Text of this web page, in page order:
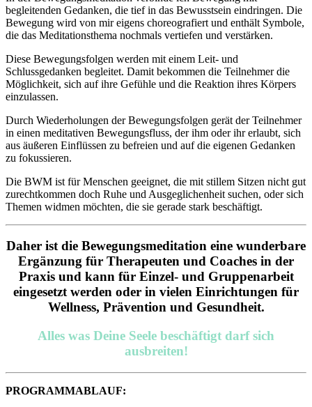
begleitenden Gedanken, die tief in das Bewusstsein eindringen. Die
Bewegung wird von mir eigens choreografiert und enthält Symbole,
die das Meditationsthema nochmals vertiefen und verstärken.
Diese Bewegungsfolgen werden mit einem Leit- und
Schlussgedanken begleitet. Damit bekommen die Teilnehmer die
Möglichkeit, sich auf ihre Gefühle und die Reaktion ihres Körpers
einzulassen.
Durch Wiederholungen der Bewegungsfolgen gerät der Teilnehmer
in einen meditativen Bewegungsfluss, der ihm oder ihr erlaubt, sich
aus äußeren Einflüssen zu befreien und auf die eigenen Gedanken
zu fokussieren.
Die BWM ist für Menschen geeignet, die mit stillem Sitzen nicht gut
zurechtkommen doch Ruhe und Ausgeglichenheit suchen, oder sich
Themen widmen möchten, die sie gerade stark beschäftigt.
Daher ist die Bewegungsmeditation eine wunderbare
Ergänzung für Therapeuten und Coaches in der
Praxis und kann für Einzel- und Gruppenarbeit
eingesetzt werden oder in vielen Einrichtungen für
Wellness, Prävention und Gesundheit.
Alles was Deine Seele beschäftigt darf sich
ausbreiten!
PROGRAMMABLAUF: